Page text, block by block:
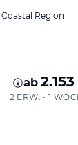
Region
ab
2 ERW. • 1